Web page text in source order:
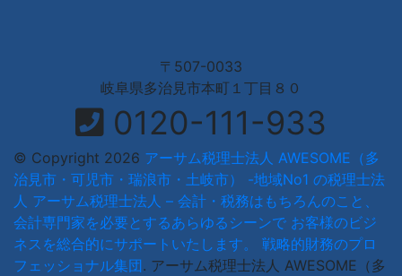
〒507-0033
岐阜県多治見市本町１丁目８０
0120-111-933
© Copyright 2026 アーサム税理士法人 AWESOME（多
治見市・可児市・瑞浪市・土岐市） -地域No1 の税理士法
人 アーサム税理士法人 – 会計・税務はもちろんのこと、
会計専門家を必要とするあらゆるシーンで お客様のビジ
ネスを総合的にサポートいたします。 戦略的財務のプロ
フェッショナル集団. アーサム税理士法人 AWESOME（多